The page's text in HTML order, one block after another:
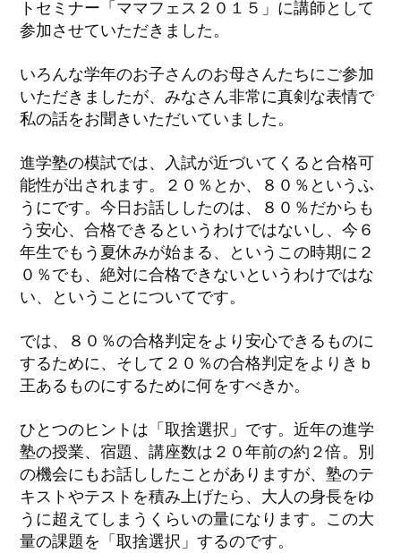
トセミナー「ママフェス２０１５」に講師として
参加させていただきました。
いろんな学年のお子さんのお母さんたちにご参加
いただきましたが、みなさん非常に真剣な表情で
私の話をお聞きいただいていました。
進学塾の模試では、入試が近づいてくると合格可
能性が出されます。２０％とか、８０％というふ
うにです。今日お話ししたのは、８０％だからも
う安心、合格できるというわけではないし、今６
年生でもう夏休みが始まる、というこの時期に２
０％でも、絶対に合格できないというわけではな
い、ということについてです。
では、８０％の合格判定をより安心できるものに
するために、そして２０％の合格判定をよりきｂ
王あるものにするために何をすべきか。
ひとつのヒントは「取捨選択」です。近年の進学
塾の授業、宿題、講座数は２０年前の約２倍。別
の機会にもお話ししたことがありますが、塾のテ
キストやテストを積み上げたら、大人の身長をゆ
うに超えてしまうくらいの量になります。この大
量の課題を「取捨選択」するのです。